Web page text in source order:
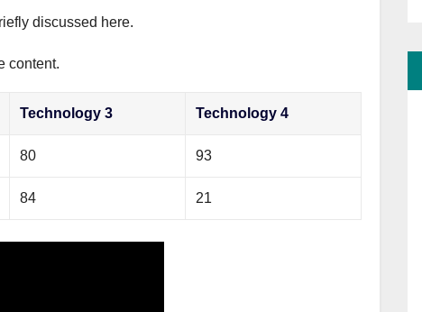
discussed here.
content.
Technology 3 Technology 4
80 93
84 21